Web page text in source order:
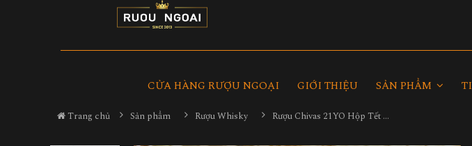
CỬA HÀNG RƯỢU NGOẠI GIỚI THIỆU SẢN PHẨM
Trang chủ Sản phẩm Rượu Whisky Rượu Chivas 21YO Hộp Tết 2023